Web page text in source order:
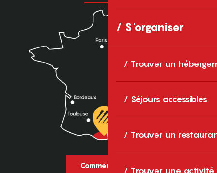
S'organiser
Trouver un
Séjours accessibles
Trouver un
Trouver une activité
Comment venir ?